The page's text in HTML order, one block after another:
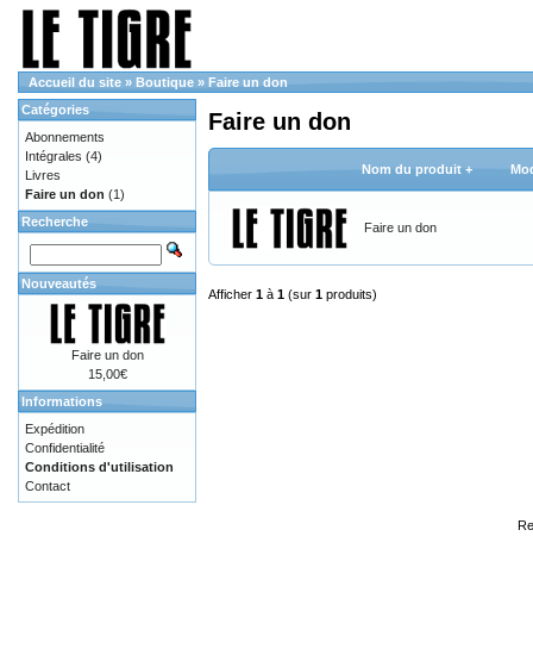
Accueil du site » Boutique » Faire un don
Faire un don
Nom du produit +
Faire un don
Afficher 1 à 1 (sur 1 produits)
Catégories
Abonnements
Intégrales (4)
Livres
Faire un don (1)
Recherche
Nouveautés
Faire un don
15,00€
Informations
Expédition
Confidentialité
Conditions d'utilisation
Contact